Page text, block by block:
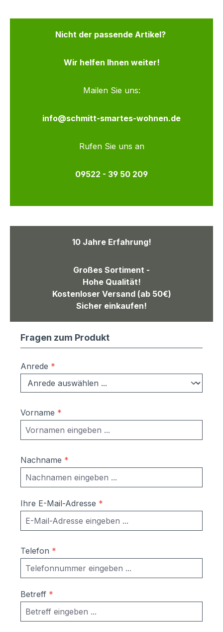
Nicht der passende Artikel?
Wir helfen Ihnen weiter!
Mailen Sie uns:
info@schmitt-smartes-wohnen.de
Rufen Sie uns an
09522 - 39 50 209
10 Jahre Erfahrung!
Großes Sortiment -
Hohe Qualität!
Kostenloser Versand (ab 50€)
Sicher einkaufen!
Fragen zum Produkt
Anrede *
Vorname *
Nachname *
Ihre E-Mail-Adresse *
Telefon *
Betreff *